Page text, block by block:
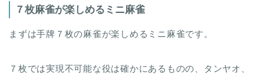
７枚麻雀が楽しめるミニ麻雀
まずは手牌７枚の麻雀が楽しめるミニ麻雀です。
７枚では実現不可能な役は確かにあるものの、タンヤオ、